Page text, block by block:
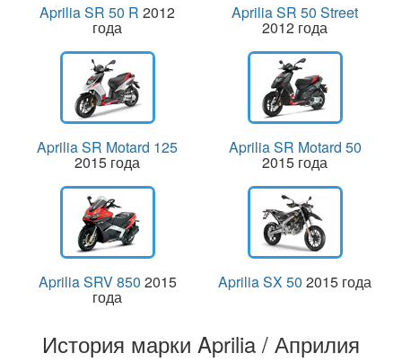
Aprilia SR 50 R 2012
года
Aprilia SR 50 Street
2012 года
Aprilia SR Motard 125
2015 года
Aprilia SR Motard 50
2015 года
Aprilia SRV 850 2015
года
Aprilia SX 50 2015 года
История марки Aprilia / Априлия